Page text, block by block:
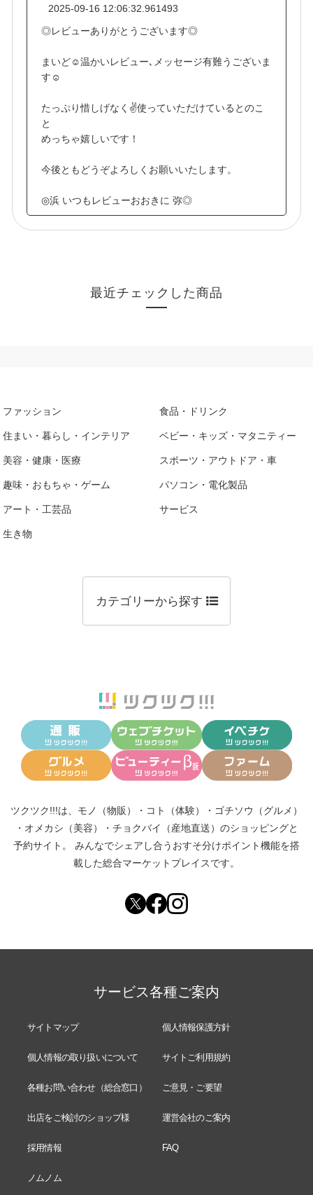
2025-09-16 12:06:32.961493
◎レビューありがとうございます◎
まいど☺温かいレビュー､メッセージ有難うございま
す☺
たっぷり惜しげなく✌使っていただけているとのこ
と
めっちゃ嬉しいです！
今後ともどうぞよろしくお願いいたします。
◎浜 いつもレビューおおきに 弥◎
最近チェックした商品
ファッション 食品・ドリンク
住まい・暮らし・インテリア ベビー・キッズ・マタニティー
美容・健康・医療 スポーツ・アウトドア・車
趣味・おもちゃ・ゲーム パソコン・電化製品
アート・工芸品 サービス
生き物
カテゴリーから探す
ツクツク!!!は、 モノ（物販） ・ コト（体験） ・ ゴチソウ（グルメ）
・ オメカシ（美容） ・ チョクバイ（産地直送） のショッピングと
予約サイト。
みんなでシェアし合う おすそ分けポイント機能を搭
載した総合マーケットプレイスです。
サービス各種ご案内
サイトマップ 個人情報保護方針
個人情報の取り扱いについて サイトご利用規約
各種お問い合わせ（総合窓口） ご意見・ご要望
出店をご検討のショップ様 運営会社のご案内
採用情報 FAQ
ノムノム